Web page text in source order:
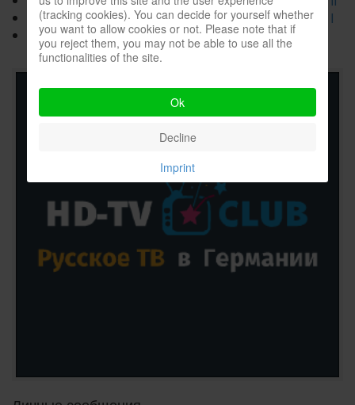
Международное соревнование ATLAS 2024. Часть I
Как сделать Джигголовку из Чебурашки?
(tracking cookies). You can decide for yourself whether
you want to allow cookies or not. Please note that if
you reject them, you may not be able to use all the
functionalities of the site.
Ok
Decline
Imprint